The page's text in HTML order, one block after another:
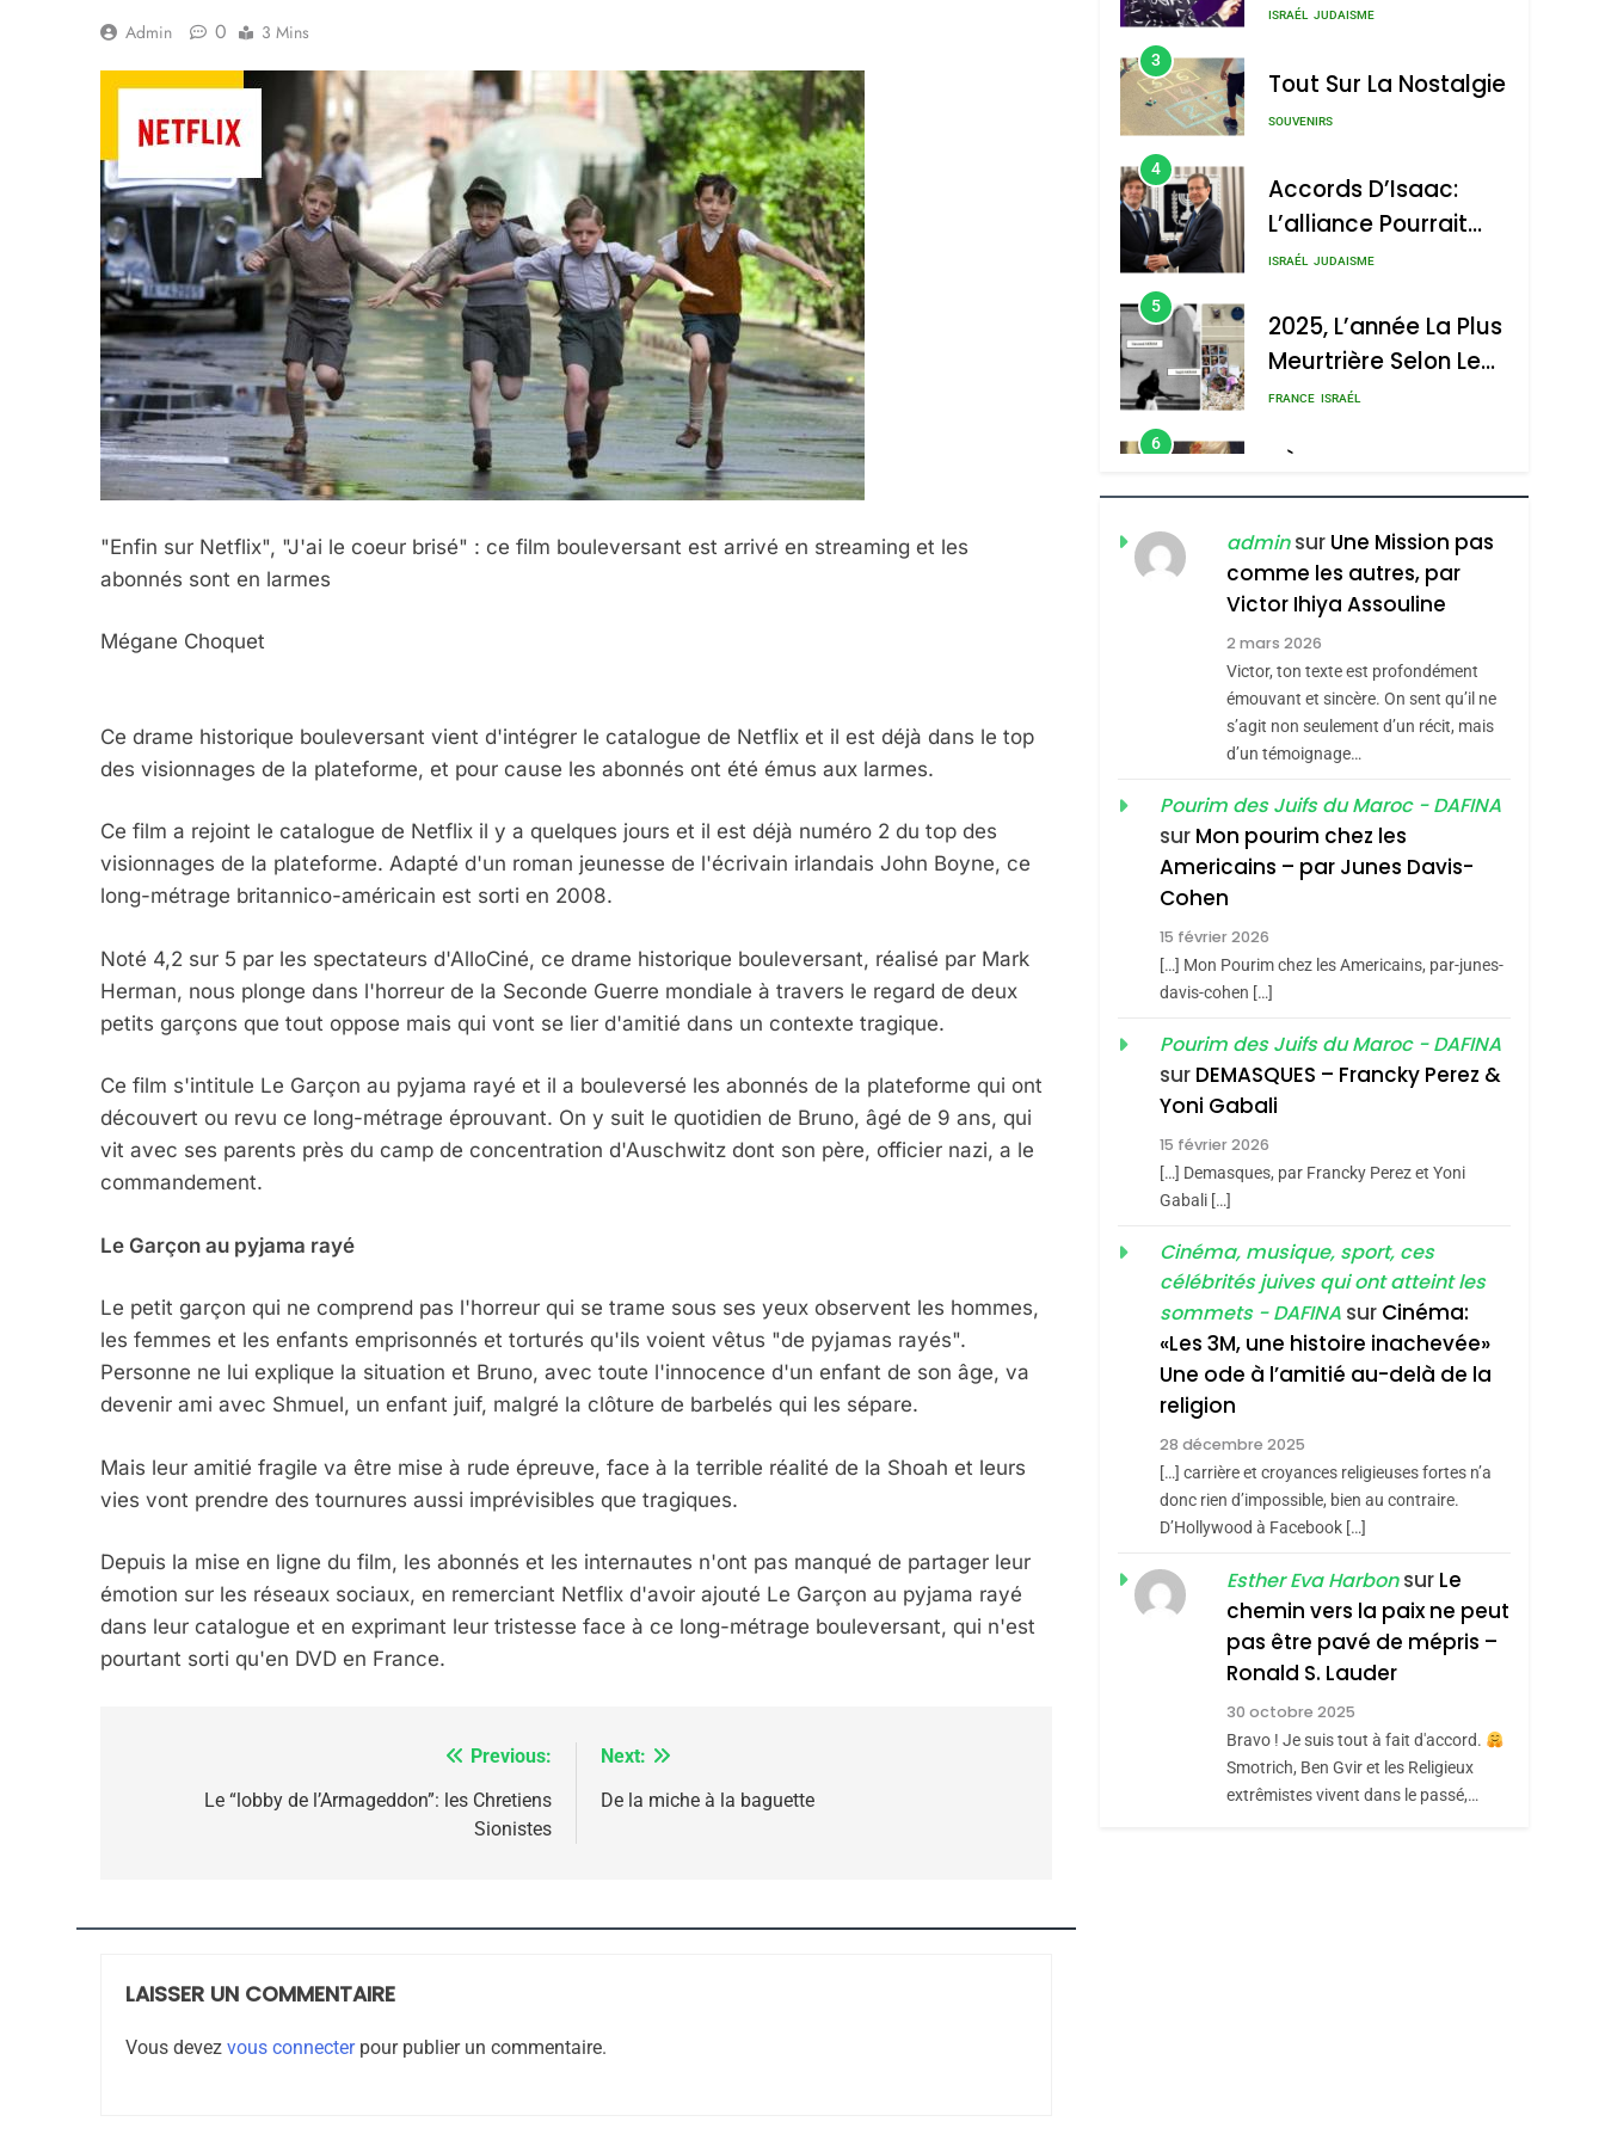
Admin 0 3 Mins
"Enfin sur Netflix", "J'ai le coeur brisé" : ce film bouleversant est arrivé en streaming et les
abonnés sont en larmes
Mégane Choquet
Ce drame historique bouleversant vient d'intégrer le catalogue de Netflix et il est déjà dans le top
des visionnages de la plateforme, et pour cause les abonnés ont été émus aux larmes.
Ce film a rejoint le catalogue de Netflix il y a quelques jours et il est déjà numéro 2 du top des
visionnages de la plateforme. Adapté d'un roman jeunesse de l'écrivain irlandais John Boyne, ce
long-métrage britannico-américain est sorti en 2008.
Noté 4,2 sur 5 par les spectateurs d'AlloCiné, ce drame historique bouleversant, réalisé par Mark
Herman, nous plonge dans l'horreur de la Seconde Guerre mondiale à travers le regard de deux
petits garçons que tout oppose mais qui vont se lier d'amitié dans un contexte tragique.
Ce film s'intitule Le Garçon au pyjama rayé et il a bouleversé les abonnés de la plateforme qui ont
découvert ou revu ce long-métrage éprouvant. On y suit le quotidien de Bruno, âgé de 9 ans, qui
vit avec ses parents près du camp de concentration d'Auschwitz dont son père, officier nazi, a le
commandement.
Le Garçon au pyjama rayé
Le petit garçon qui ne comprend pas l'horreur qui se trame sous ses yeux observent les hommes,
les femmes et les enfants emprisonnés et torturés qu'ils voient vêtus "de pyjamas rayés".
Personne ne lui explique la situation et Bruno, avec toute l'innocence d'un enfant de son âge, va
devenir ami avec Shmuel, un enfant juif, malgré la clôture de barbelés qui les sépare.
Mais leur amitié fragile va être mise à rude épreuve, face à la terrible réalité de la Shoah et leurs
vies vont prendre des tournures aussi imprévisibles que tragiques.
Depuis la mise en ligne du film, les abonnés et les internautes n'ont pas manqué de partager leur
émotion sur les réseaux sociaux, en remerciant Netflix d'avoir ajouté Le Garçon au pyjama rayé
dans leur catalogue et en exprimant leur tristesse face à ce long-métrage bouleversant, qui n'est
pourtant sorti qu'en DVD en France.
Previous:
Le “lobby de l’Armageddon”: les Chretiens
Sionistes
Next:
De la miche à la baguette
LAISSER UN COMMENTAIRE
Vous devez vous connecterpour publier un commentaire.
Nouvelle Chanson De
ISRAÉL JUDAISME
3
Tout Sur La Nostalgie
SOUVENIRS
4
Accords D’Isaac:
L’alliance Pourrait
S’étendre À 13 Pays
ISRAÉL JUDAISME
5
2025, L’année La Plus
Meurtrière Selon Le
Rapport D’ADL
FRANCE ISRAÉL
6
FIÈRE, DIGNE ET
RÉSILIENTE :
POURQUOI JE
REVENDIQUE MA
JUDAÏTE Par Thérèse
Zrihen-Dvir
ISRAÉL JUDAISME
CE QUI NOUS
MANQUE – Jacques
Hadida
JUDAISME
Maroc : Les Amandes
De Tafraout, Le Miel
De Tadla Azilal
Consacrés Produits
Du Terroir
DAFINA MAROC
Oeil Ravageur –
2
Dis Guerre»: La
Nouvelle Chanson De
Boy George
ISRAÉL JUDAISME
Accords D’Isaac:
L’alliance Pourrait
S’étendre À 13 Pays
D’Amérique Latine
ISRAÉL JUDAISME
5
Meurtrière Selon Le
Rapport D’ADL
Contre
L’antisémitisme
FRANCE ISRAÉL
FIÈRE, DIGNE ET
RÉSILIENTE :
POURQUOI JE
REVENDIQUE MA
JUDAÏTE Par Thérèse
Zrihen-Dvir
ISRAÉL JUDAISME
CE QUI NOUS
MANQUE – Jacques
Hadida
JUDAISME
Maroc : Les Amandes
adminsur Une Mission pas
comme les autres, par
Victor Ihiya Assouline
2 mars 2026
Victor, ton texte est profondément
émouvant et sincère. On sent qu’il ne
s’agit non seulement d’un récit, mais
d’un témoignage…
Pourim des Juifs du Maroc - DAFINA
sur Mon pourim chez les
Americains – par Junes Davis-
Cohen
15 février 2026
[…] Mon Pourim chez les Americains, par-junes-
davis-cohen […]
Pourim des Juifs du Maroc - DAFINA
sur DEMASQUES – Francky Perez &
Yoni Gabali
15 février 2026
[…] Demasques, par Francky Perez et Yoni
Gabali […]
Cinéma, musique, sport, ces
célébrités juives qui ont atteint les
sommets - DAFINA sur Cinéma:
«Les 3M, une histoire inachevée»
Une ode à l’amitié au-delà de la
religion
28 décembre 2025
[…] carrière et croyances religieuses fortes n’a
donc rien d’impossible, bien au contraire.
D’Hollywood à Facebook […]
Esther Eva Harbonsur Le
chemin vers la paix ne peut
pas être pavé de mépris –
Ronald S. Lauder
30 octobre 2025
Bravo ! Je suis tout à fait d'accord.
Smotrich, Ben Gvir et les Religieux
extrêmistes vivent dans le passé,…
2025, L’année La Plus Meurtrière Selon Le Rapport D’ADL Contre L’antisémitisme
ISRAÉL
FIÈRE, DIGNE ET RÉSILIENTE : POURQUOI JE REVENDIQUE MA JUDAÏTE Par Thérèse Zrihen-
ISRAÉL JUDAISME
CE QUI NOUS MANQUE – Jacques Hadida